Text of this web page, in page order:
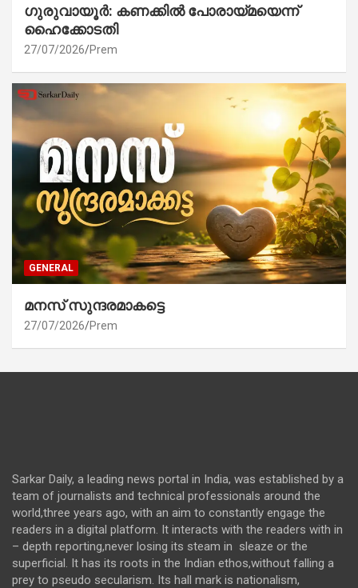
ഗുരുവായൂർ: കണക്കിൽ പോരായ്മയെന്ന്
ഹൈക്കോടതി
27/07/2026 Prem
GENERAL
മനസ് സുന്ദരമാകട്ടെ
27/07/2026 Prem
Sarkar Daily, a leading news portal in India, was established by a
team of journalists and technical professionals around the
world,three years ago, with an aim to constantly engage the
readers in a digital platform. It interacts with the readers with in
– depth reporting,never losing its steam in sleaze or the
superficial. It has its roots in the Indian ethos,without falling a
prey to pseudo secularism. Its hall mark is nationalism,